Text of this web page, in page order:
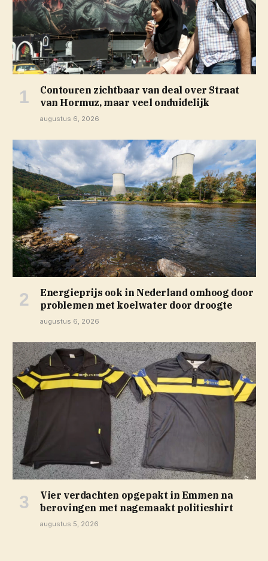
Contouren zichtbaar van deal over Straat
van Hormuz, maar veel onduidelijk
augustus 6, 2026
Energieprijs ook in Nederland omhoog door
problemen met koelwater door droogte
augustus 6, 2026
Vier verdachten opgepakt in Emmen na
berovingen met nagemaakt politieshirt
augustus 5, 2026